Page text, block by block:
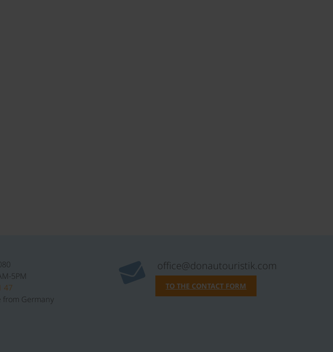
5PM
47
from Germany
office@donautouristik.com
TO THE CONTACT FORM